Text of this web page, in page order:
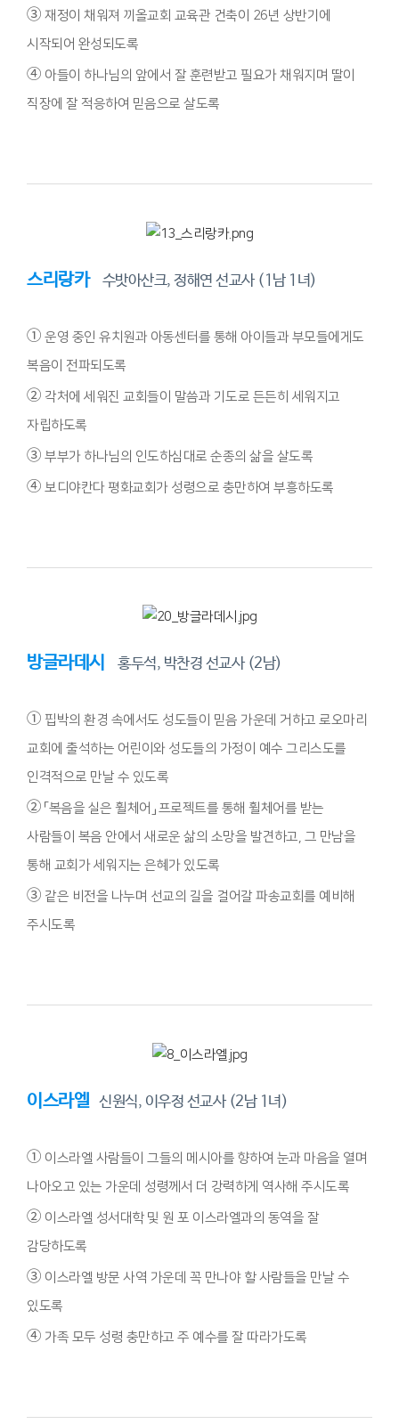
③ 재정이 채워져 끼올교회 교육관 건축이 26년 상반기에
시작되어 완성되도록
④ 아들이 하나님의 앞에서 잘 훈련받고 필요가 채워지며 딸이
직장에 잘 적응하여 믿음으로 살도록
스리랑카 수밧아산크, 정해연 선교사 (1남 1녀)
① 운영 중인 유치원과 아동센터를 통해 아이들과 부모들에게도
복음이 전파되도록
② 각처에 세워진 교회들이 말씀과 기도로 든든히 세워지고
자립하도록
③ 부부가 하나님의 인도하심대로 순종의 삶을 살도록
④ 보디야칸다 평화교회가 성령으로 충만하여 부흥하도록
방글라데시 홍두석, 박찬경 선교사 (2남)
① 핍박의 환경 속에서도 성도들이 믿음 가운데 거하고 로오마리
교회에 출석하는 어린이와 성도들의 가정이 예수 그리스도를
인격적으로 만날 수 있도록
② 「복음을 실은 휠체어」 프로젝트를 통해 휠체어를 받는
사람들이 복음 안에서 새로운 삶의 소망을 발견하고, 그 만남을
통해 교회가 세워지는 은혜가 있도록
③ 같은 비전을 나누며 선교의 길을 걸어갈 파송교회를 예비해
주시도록
이스라엘 신원식, 이우정 선교사 (2남 1녀)
① 이스라엘 사람들이 그들의 메시아를 향하여 눈과 마음을 열며
나아오고 있는 가운데 성령께서 더 강력하게 역사해 주시도록
② 이스라엘 성서대학 및 원 포 이스라엘과의 동역을 잘
감당하도록
③ 이스라엘 방문 사역 가운데 꼭 만나야 할 사람들을 만날 수
있도록
④ 가족 모두 성령 충만하고 주 예수를 잘 따라가도록